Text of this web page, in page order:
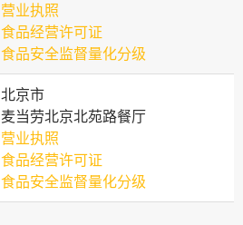
营业执照
食品经营许可证
食品安全监督量化分级
北京市
麦当劳北京北苑路餐厅
营业执照
食品经营许可证
食品安全监督量化分级